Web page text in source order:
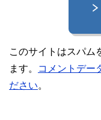
このサイトはスパム
ます。
コメントデー
ださい。